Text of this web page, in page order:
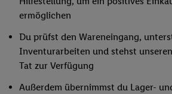
ermöglichen
Du prüfst den Wareneingang,
Inventurarbeiten und stehst
Tat zur Verfügung
Außerdem übernimmst du Lager-